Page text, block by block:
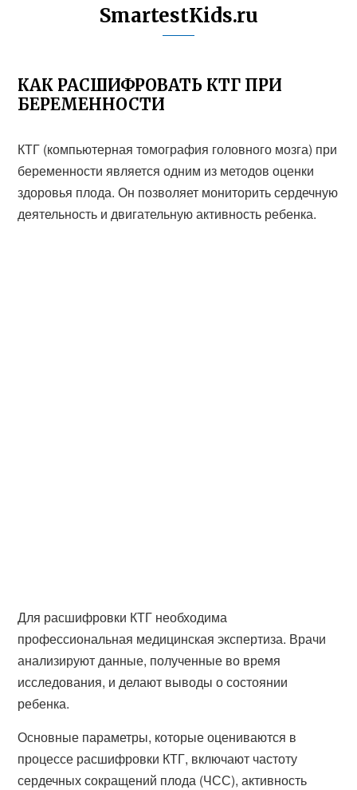
SmartestKids.ru
КАК РАСШИФРОВАТЬ КТГ ПРИ
БЕРЕМЕННОСТИ
КТГ (компьютерная томография головного мозга) при
беременности является одним из методов оценки
здоровья плода. Он позволяет мониторить сердечную
деятельность и двигательную активность ребенка.
Для расшифровки КТГ необходима
профессиональная медицинская экспертиза. Врачи
анализируют данные, полученные во время
исследования, и делают выводы о состоянии
ребенка.
Основные параметры, которые оцениваются в
процессе расшифровки КТГ, включают частоту
сердечных сокращений плода (ЧСС), активность